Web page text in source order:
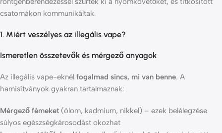
csatornákon kommunikáltak.
1. Miért veszélyes az illegális vape?
Ismeretlen összetevők és mérgező anyagok
Az illegális vape-eknél fogalmad sincs, mi van benne. A
hamisítványok gyakran tartalmaznak:
Mérgező fémeket (ólom, kadmium, nikkel) – ezek belélegzése
súlyos egészségkárosodást okozhat